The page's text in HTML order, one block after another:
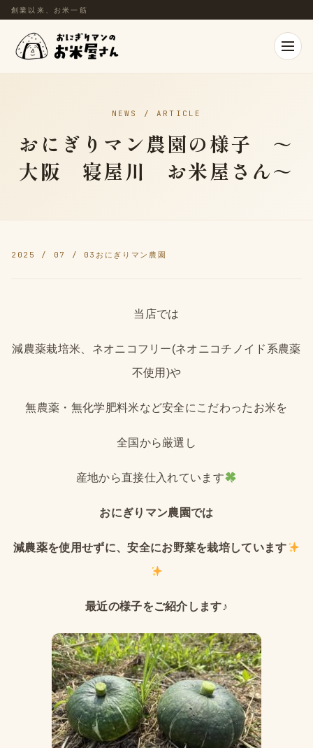
創業以来、お米一筋
NEWS / ARTICLE
おにぎりマン農園の様子 ～
大阪 寝屋川 お米屋さん～
2025 / 07 / 03 おにぎりマン農園
当店では
減農薬栽培米、ネオニコフリー(ネオニコチノイド系農薬
不使用)や
無農薬・無化学肥料米など安全にこだわったお米を
全国から厳選し
産地から直接仕入れています
おにぎりマン農園では
減農薬を使用せずに、安全にお野菜を栽培しています
最近の様子をご紹介します♪